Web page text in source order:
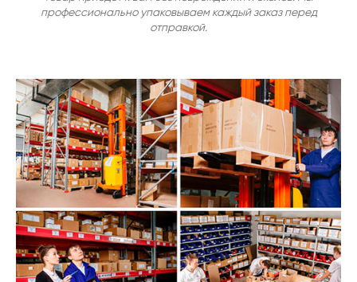
профессионально упаковываем каждый заказ перед
отправкой.